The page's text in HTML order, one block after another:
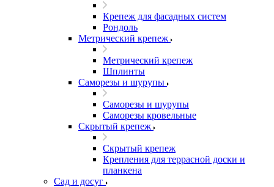
Крепеж для фасадных систем
Рондоль
Метрический крепеж
Метрический крепеж
Шплинты
Саморезы и шурупы
Саморезы и шурупы
Саморезы кровельные
Скрытый крепеж
Скрытый крепеж
Крепления для террасной доски и
планкена
Сад и досуг